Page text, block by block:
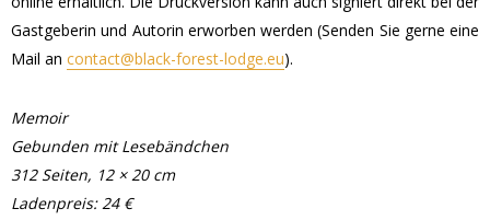
Gastgeberin und Autorin erworben werden (Senden Sie gerne eine
Mail an contact@black-forest-lodge.eu).
Memoir
Gebunden mit Lesebändchen
312 Seiten, 12 × 20 cm
Ladenpreis: 24 €